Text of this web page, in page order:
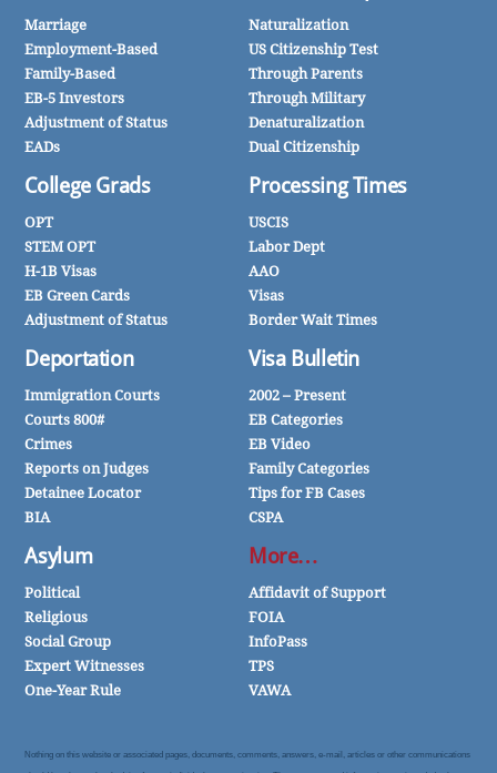
Marriage
Employment-Based
Family-Based
EB-5 Investors
Adjustment of Status
EADs
College Grads
OPT
STEM OPT
H-1B Visas
EB Green Cards
Adjustment of Status
Deportation
Immigration Courts
Courts 800#
Crimes
Reports on Judges
Detainee Locator
BIA
Asylum
Political
Religious
Social Group
Expert Witnesses
One-Year Rule
Naturalization
US Citizenship Test
Through Parents
Through Military
Denaturalization
Dual Citizenship
Processing Times
USCIS
Labor Dept
AAO
Visas
Border Wait Times
Visa Bulletin
2002 – Present
EB Categories
EB Video
Family Categories
Tips for FB Cases
CSPA
More…
Affidavit of Support
FOIA
InfoPass
TPS
VAWA
Nothing on this website or associated pages, documents, comments, answers, e-mail, articles or other communications